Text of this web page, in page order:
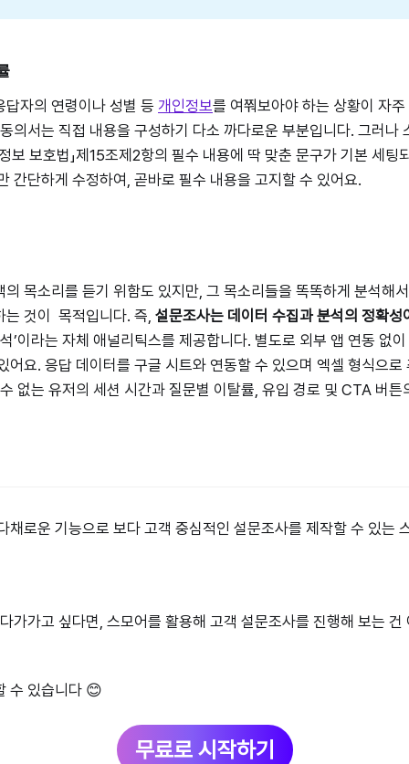
자의 연령이나 성별 등 개인정보를 여쭤보아야 하는 상황이 자
의서는 직접 내용을 구성하기 다소 까다로운 부분입니다. 그러
보 보호법」제15조제2항의 필수 내용에 딱 맞춘 문구가 기본 세팅
간단하게 수정하여, 곧바로 필수 내용을 고지할 수 있어요.
의 목소리를 듣기 위함도 있지만, 그 목소리들을 똑똑하게 분석해
것이 목적입니다. 즉, 설문조사는 데이터 수집과 분석의 정확성
’이라는 자체 애널리틱스를 제공합니다. 별도로 외부 앱 연동 없
어요. 응답 데이터를 구글 시트와 연동할 수 있으며 엑셀 형식으로
없는 유저의 세션 시간과 질문별 이탈률, 유입 경로 및 CTA 버튼
채로운 기능으로 보다 고객 중심적인 설문조사를 제작할 수 있는
가가고 싶다면, 스모어를 활용해 고객 설문조사를 진행해 보는
수 있습니다 😊
무료로 시작하기